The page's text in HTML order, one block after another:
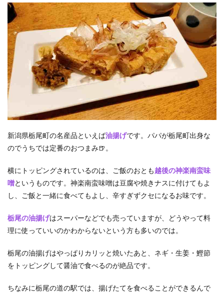
新潟県栃尾町の名産品といえば油揚げです。パパが栃尾町出身な
のでうちでは定番のおつまみ🍺。
横にトッピングされているのは、ご飯のおとも 越後の神楽南蛮味
噌というものです。神楽南蛮味噌は豆腐や焼きナスに付けてもよ
し、ご飯と一緒に食べてもよし、辛すぎずクセになるお味です。
栃尾の油揚げはスーパーなどでも売っていますが、どうやって料
理に使っていいのかわからないという方も多いのでは。
栃尾の油揚げはやっぱりカリッと焼いたあと、ネギ・生姜・鰹節
をトッピングして醤油で食べるのが絶品です。
ちなみに栃尾の道の駅では、揚げたてを食べることができるんで